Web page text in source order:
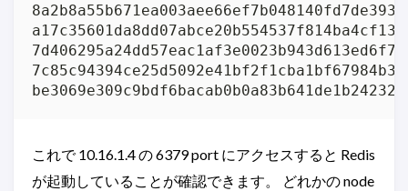
これで 10.16.1.4 の 6379 port にアクセスすると Redis
が起動していることが確認できます。 どれかの node